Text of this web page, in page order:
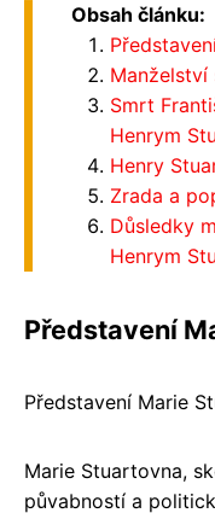
Obsah článku:
Manželství
Smrt
Henrym
Henry
Zrada a
Důsledky
Henrym
Představení
Představení Marie
Marie Stuartovna,
půvabností a